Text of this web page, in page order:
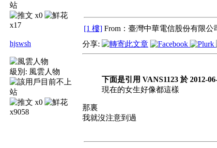
x0
x17
[1 樓] From：臺灣中華電信股份有限公
hjswsh
級別: 風雲人物
x0
x9058
分享:
下面是引用 VANS1123 於 2012-
現在的女生好像都這樣
那裏
我就沒注意到過